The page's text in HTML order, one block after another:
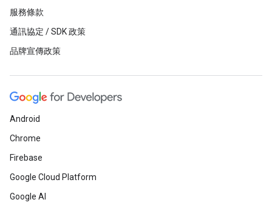
服務條款
通訊協定 / SDK 政策
品牌宣傳政策
Android
Chrome
Firebase
Google Cloud Platform
Google AI